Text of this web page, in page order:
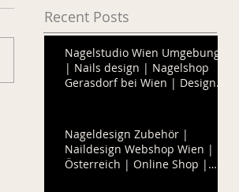
Recent Posts
Nagelstudio Wien Umgebung
| Nails design | Nagelshop
Gerasdorf bei Wien | Design
Nageldesign Zubehör |
Naildesign Webshop Wien |
Österreich | Online Shop |